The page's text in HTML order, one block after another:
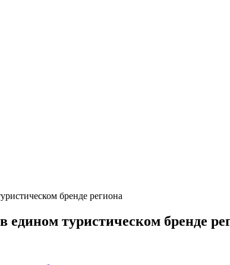
бренде региона
туристическом бренде